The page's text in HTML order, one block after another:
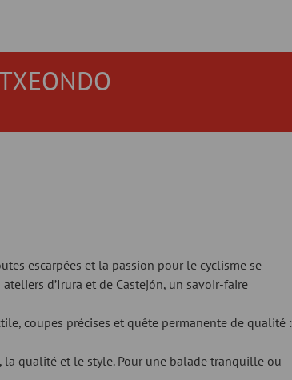
escarpées et la passion pour le cyclisme se
d’Irura et de Castejón, un savoir-faire
coupes précises et quête permanente de qualité :
qualité et le style. Pour une balade tranquille ou